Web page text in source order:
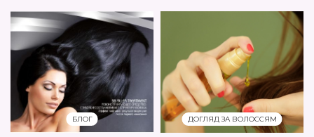
БЛОГ ДОГЛЯД ЗА ВОЛОССЯМ